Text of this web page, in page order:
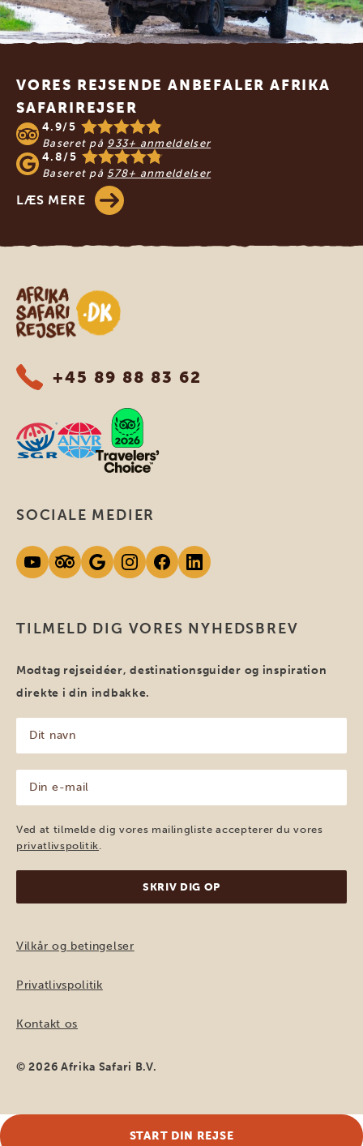
Footer
VORES REJSENDE ANBEFALER AFRIKA
SAFARIREJSER
4.9/5
Baseret på 933+ anmeldelser
4.8/5
Baseret på 578+ anmeldelser
LÆS MERE
Safari-rejser i Afrika
+45 89 88 83 62
TILMELD DIG VORES NYHEDSBREV
Modtag rejseidéer, destinationsguider og inspiration
direkte i din indbakke.
navn
(Påkrævet)
mail
(Påkrævet)
Ved at tilmelde dig vores mailingliste accepterer du vores
privatlivspolitik
SOCIALE MEDIER
Vilkår og betingelser
Privatlivspolitik
Kontakt os
© 2026 Afrika Safari B.V.
START DIN REJSE